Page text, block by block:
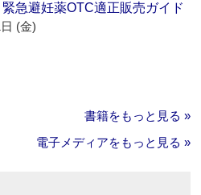
緊急避妊薬OTC適正販売ガイド
(金)
書籍をもっと見る »
電子メディアをもっと見る »